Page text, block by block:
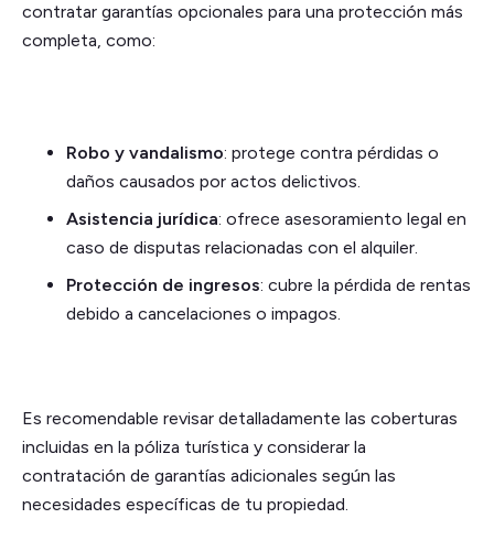
contratar garantías opcionales para una protección más
completa, como:
Robo y vandalismo: protege contra pérdidas o
daños causados por actos delictivos.
Asistencia jurídica: ofrece asesoramiento legal en
caso de disputas relacionadas con el alquiler.
Protección de ingresos: cubre la pérdida de rentas
debido a cancelaciones o impagos.
Es recomendable revisar detalladamente las coberturas
incluidas en la póliza turística y considerar la
contratación de garantías adicionales según las
necesidades específicas de tu propiedad.